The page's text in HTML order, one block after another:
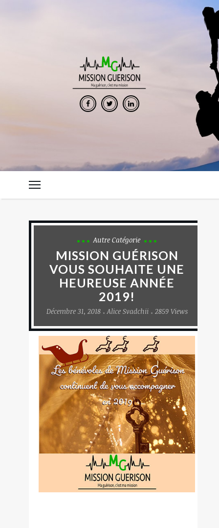
Autre Catégorie
MISSION GUÉRISON
VOUS SOUHAITE UNE
HEUREUSE ANNÉE
2019!
Décembre 31, 2018 Alice Svadchii 2859 Views